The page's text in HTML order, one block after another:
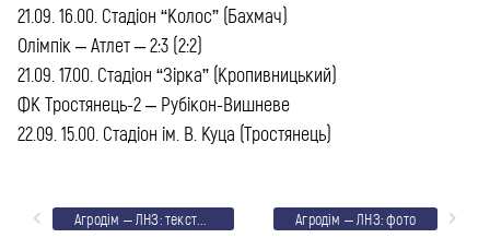
21.09. 16.00. Стадіон “Колос” (Бахмач)
Олімпік – Атлет – 2:3 (2:2)
21.09. 17.00. Стадіон “Зірка” (Кропивницький)
ФК Тростянець-2 – Рубікон-Вишневе
22.09. 15.00. Стадіон ім. В. Куца (Тростянець)
Агродім – ЛНЗ: текстовий онлайн Агродім – ЛНЗ: фото